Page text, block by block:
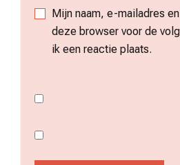
Mijn naam, e-mailadres
deze browser voor de
ik een reactie plaats.